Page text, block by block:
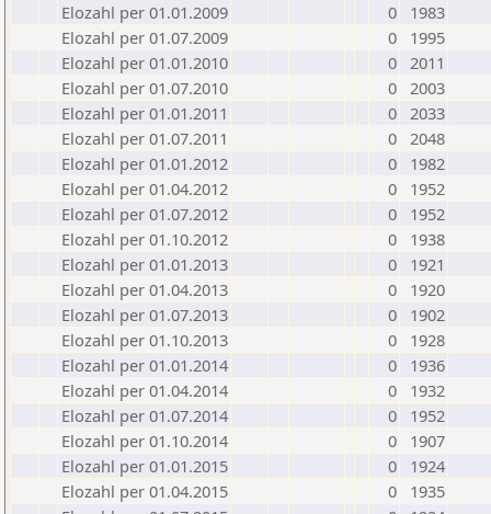
Elozahl per 01.01.2009
0
1983
Elozahl per 01.07.2009
0
1995
Elozahl per 01.01.2010
0 2011
Elozahl per 01.07.2010
0 2003
Elozahl per 01.01.2011
0 2033
Elozahl per 01.07.2011
0 2048
Elozahl per 01.01.2012
0
1982
Elozahl per 01.04.2012
0
1952
Elozahl per 01.07.2012
0
1952
Elozahl per 01.10.2012
0
1938
Elozahl per 01.01.2013
0
1921
Elozahl per 01.04.2013
0
1920
Elozahl per 01.07.2013
0
1902
Elozahl per 01.10.2013
0
1928
Elozahl per 01.01.2014
0
1936
Elozahl per 01.04.2014
0
1932
Elozahl per 01.07.2014
0
1952
Elozahl per 01.10.2014
0
1907
Elozahl per 01.01.2015
0
1924
Elozahl per 01.04.2015
0
1935